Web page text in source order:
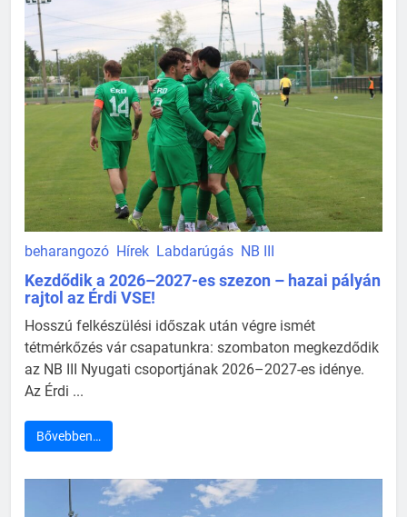
beharangozó Hírek Labdarúgás NB III
Kezdődik a 2026–2027-es szezon – hazai pályán
rajtol az Érdi VSE!
Hosszú felkészülési időszak után végre ismét
tétmérkőzés vár csapatunkra: szombaton megkezdődik
az NB III Nyugati csoportjának 2026–2027-es idénye.
Az Érdi ...
Bővebben…